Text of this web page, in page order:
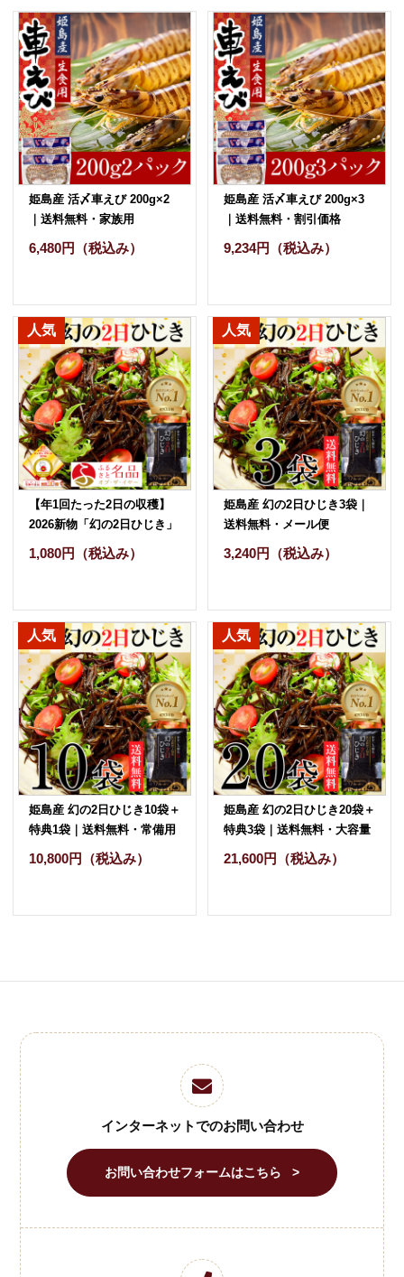
姫島産 活〆車えび 200g×2
｜送料無料・家族用
6,480円 （税込み）
姫島産 活〆車えび 200g×3
｜送料無料・割引価格
9,234円 （税込み）
【年1回たった2日の収穫】
2026新物「幻の2日ひじき」
1袋｜メール便対応・送料
200円
1,080円 （税込み）
姫島産 幻の2日ひじき3袋｜
送料無料・メール便
3,240円 （税込み）
姫島産 幻の2日ひじき10袋＋
特典1袋｜送料無料・常備用
10,800円 （税込み）
姫島産 幻の2日ひじき20袋＋
特典3袋｜送料無料・大容量
21,600円 （税込み）
インターネットでのお問い合わせ
お問い合わせフォームはこちら